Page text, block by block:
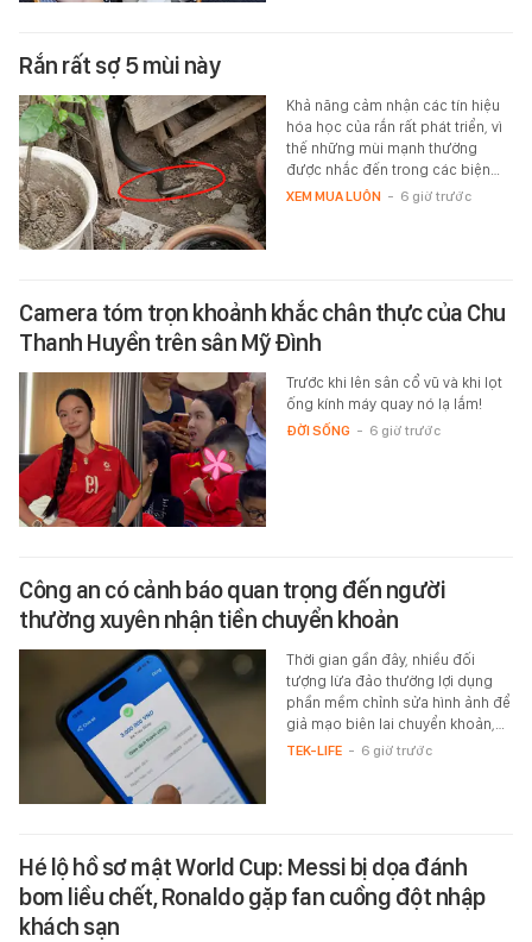
Rắn rất sợ 5 mùi này
Khả năng cảm nhận các tín hiệu
hóa học của rắn rất phát triển, vì
thế những mùi mạnh thường
được nhắc đến trong các biện…
XEM MUA LUÔN - 6 giờ trước
Camera tóm trọn khoảnh khắc chân thực của Chu
Thanh Huyền trên sân Mỹ Đình
Trước khi lên sân cổ vũ và khi lọt
ống kính máy quay nó lạ lắm!
ĐỜI SỐNG - 6 giờ trước
Công an có cảnh báo quan trọng đến người
thường xuyên nhận tiền chuyển khoản
Thời gian gần đây, nhiều đối
tượng lừa đảo thường lợi dụng
phần mềm chỉnh sửa hình ảnh để
giả mạo biên lai chuyển khoản,…
TEK-LIFE - 6 giờ trước
Hé lộ hồ sơ mật World Cup: Messi bị dọa đánh
bom liều chết, Ronaldo gặp fan cuồng đột nhập
khách sạn